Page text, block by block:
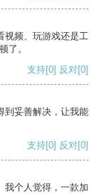
视频、玩游戏还是工
了。
支持[0] 反对[0]
到妥善解决，让我能
支持[0] 反对[0]
我个人觉得，一款加